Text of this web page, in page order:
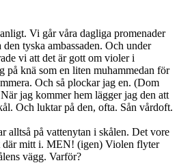
Vi går våra dagliga promenader
tyska ambassaden. Och under
vi att det är gott om violer i
på knä som en liten muhammedan för
Och så plockar jag en. (Dom
jag kommer hem lägger jag den att
Och luktar på den, ofta. Sån vårdoft.
alltså på vattenytan i skålen. Det vore
där mitt i. MEN! (igen) Violen flyter
vägg. Varför?